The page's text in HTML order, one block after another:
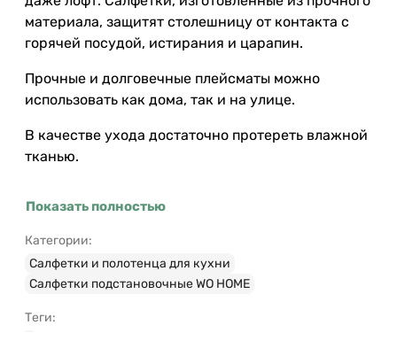
материала, защитят столешницу от контакта с
горячей посудой, истирания и царапин.
Прочные и долговечные плейсматы можно
использовать как дома, так и на улице.
В качестве ухода достаточно протереть влажной
тканью.
Показать полностью
Категории:
Салфетки и полотенца для кухни
Салфетки подстановочные WO HOME
Теги: